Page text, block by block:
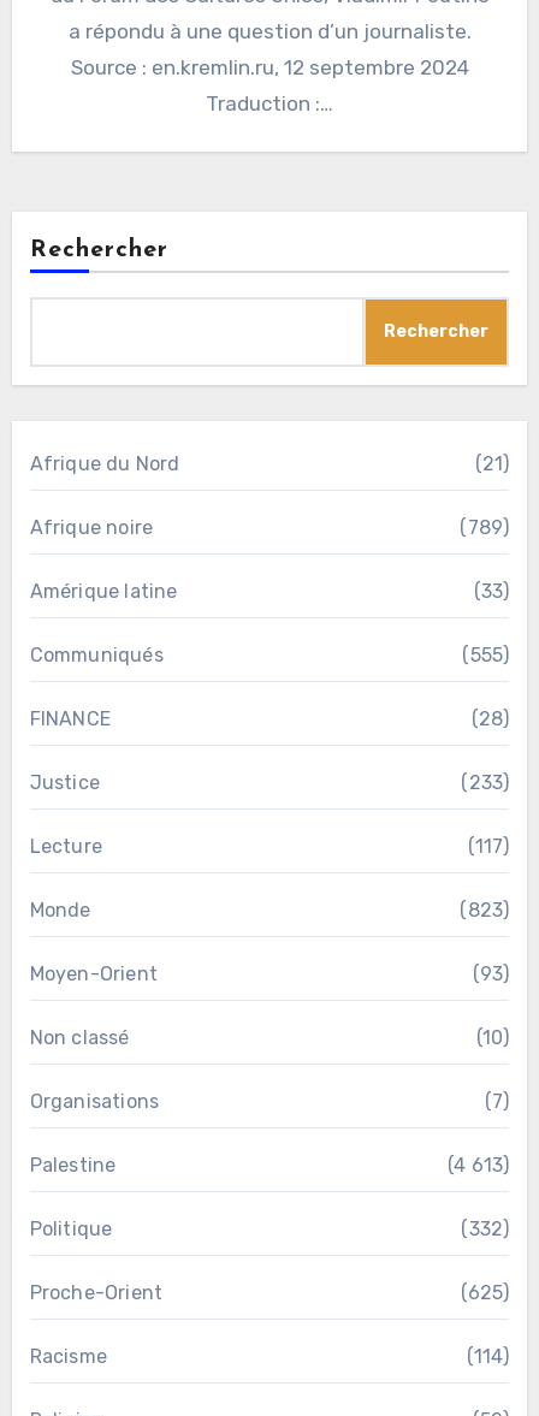
a répondu à une question d’un journaliste.
Source : en.kremlin.ru, 12 septembre 2024
Traduction :…
Rechercher
Rechercher
Afrique du Nord (21)
Afrique noire (789)
Amérique latine (33)
Communiqués (555)
FINANCE (28)
Justice (233)
Lecture (117)
Monde (823)
Moyen-Orient (93)
Non classé (10)
Organisations (7)
Palestine (4 613)
Politique (332)
Proche-Orient (625)
Racisme (114)